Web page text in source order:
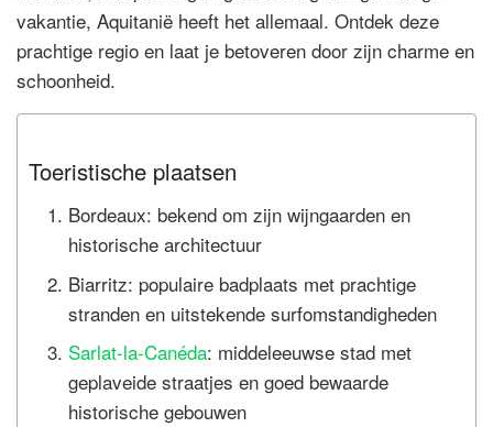
vakantie, Aquitanië heeft het allemaal. Ontdek deze
prachtige regio en laat je betoveren door zijn charme en
schoonheid.
Toeristische plaatsen
Bordeaux: bekend om zijn wijngaarden en
historische architectuur
Biarritz: populaire badplaats met prachtige
stranden en uitstekende surfomstandigheden
Sarlat-la-Canéda: middeleeuwse stad met
geplaveide straatjes en goed bewaarde
historische gebouwen